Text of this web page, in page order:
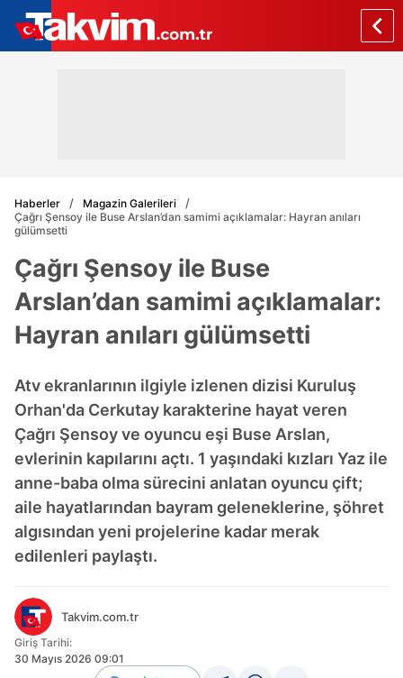
Haberler
Magazin Galerileri
Çağrı Şensoy ile Buse Arslan’dan samimi açıklamalar: Hayran anıları
gülümsetti
Çağrı Şensoy ile Buse
Arslan’dan samimi açıklamalar:
Hayran anıları gülümsetti
Atv ekranlarının ilgiyle izlenen dizisi Kuruluş
Orhan'da Cerkutay karakterine hayat veren
Çağrı Şensoy ve oyuncu eşi Buse Arslan,
evlerinin kapılarını açtı. 1 yaşındaki kızları Yaz ile
anne-baba olma sürecini anlatan oyuncu çift;
aile hayatlarından bayram geleneklerine, şöhret
algısından yeni projelerine kadar merak
edilenleri paylaştı.
Takvim.com.tr
Giriş Tarihi:
30 Mayıs 2026 09:01